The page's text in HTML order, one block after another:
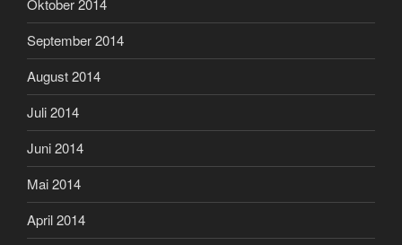
Oktober 2014
September 2014
August 2014
Juli 2014
Juni 2014
Mai 2014
April 2014